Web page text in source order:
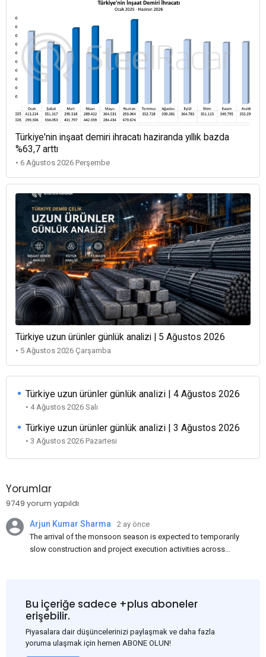
Türkiye'nin inşaat demiri ihracatı haziranda yıllık bazda
%63,7 arttı
• 6 Ağustos 2026 Perşembe
Türkiye uzun ürünler günlük analizi | 5 Ağustos 2026
• 5 Ağustos 2026 Çarşamba
Türkiye uzun ürünler günlük analizi | 4 Ağustos 2026
• 4 Ağustos 2026 Salı
Türkiye uzun ürünler günlük analizi | 3 Ağustos 2026
• 3 Ağustos 2026 Pazartesi
Yorumlar
9749 yorum yapıldı
Arjun Kumar Sharma
2 ay önce
The arrival of the monsoon season is expected to temporarily
slow construction and project execution activities across
and rural construction projects is expected to provide support
to the market despite seasonal disruptions caused by heavy
rainfall.
Bu içeriğe sadece +plus aboneler
erişebilir.
Piyasalara dair düşüncelerinizi paylaşmak ve daha fazla
yoruma ulaşmak için hemen ABONE OLUN!